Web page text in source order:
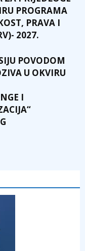
PROGRAMA
PRAVA I
2027.
POVODOM
U OKVIRU
I